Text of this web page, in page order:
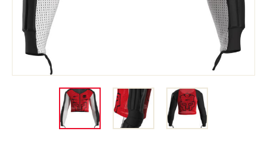
Sonnenbrille
stöcke
Schutzmaßnahmen
Roller Ski
e
n